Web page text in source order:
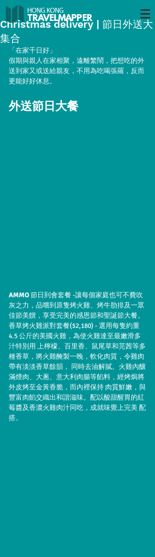
HONG KONG
TRAVELMAPPER
Christmas delivery | 節日外送大
集合
「在家千日好」
假期與親人在家相聚，遠離繁鬧，把想吃的外
送到家又或送給親友，不用為吃喝張羅，反而
更能好好休息。
外送節日大餐
AMMO 節日到會套餐 -讓每個家庭也可不費吹
灰之力，品嚐到原隻烤火雞、烤牛肋排及一眾
佳節美饌，享受完美的感恩節和聖誕節大餐。
香草烤火雞派對套餐($2,180) - 選用每隻約重
4.5 公斤的美國火雞，為使火雞達至最嫩滑多
汁特別用 上檸檬、百里香、鼠尾草和芫茜等多
種香草，將火雞醃製一晚，軟化肉質，令雞肉
帶有淡淡香草餘韻， 同時去油解膩。火雞內釀
滿煙肉、大蔥、意大利肉腸等餡料，經烤焗將
外皮烤至金黃香脆，而內裡保持 肉質鮮嫩，與
豐富肉餡交織出和諧滋味。配以酸甜醒胃的紅
莓醬及香濃火雞肉汁同吃，成就味覺上完美 配
搭。